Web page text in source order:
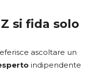
si fida solo
ascoltare un
indipendente